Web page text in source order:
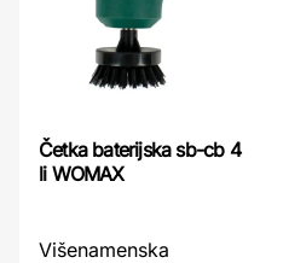
Četka baterijska sb-cb 4
li WOMAX
Višenamenska